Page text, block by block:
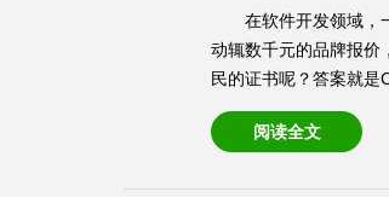
在软件开发领域，
动辄数千元的品牌报价
民的证书呢？答案就
阅读全文